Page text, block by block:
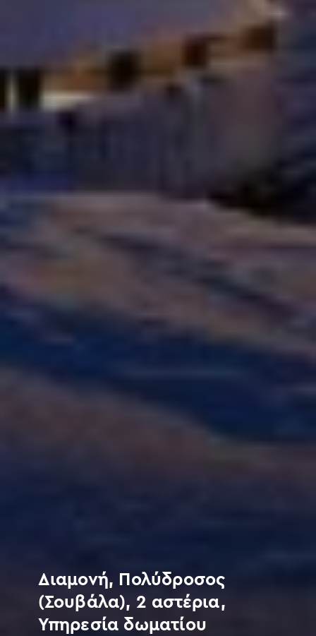
Διαμονή, Πολύδροσος
(Σουβάλα), 2 αστέρια,
Υπηρεσία δωματίου